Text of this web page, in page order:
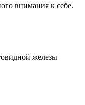
внимания к себе.
железы